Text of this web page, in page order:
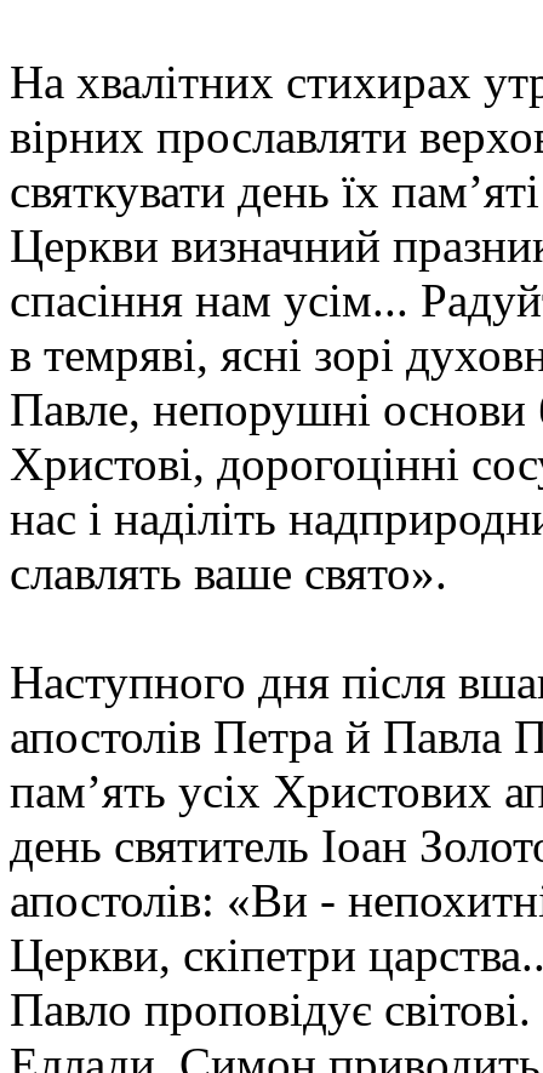
На хвалітних стихирах
вірних прославляти
святкувати день їх
Церкви визначний
спасіння нам усім...
в темряві, ясні зорі
Павле, непорушні основи
Христові, дорогоцінні
нас і наділіть
славлять ваше свято».
Наступного дня після
апостолів Петра й Павла
пам’ять усіх Христових
день святитель Іоан
апостолів: «Ви -
Церкви, скіпетри
Павло проповідує